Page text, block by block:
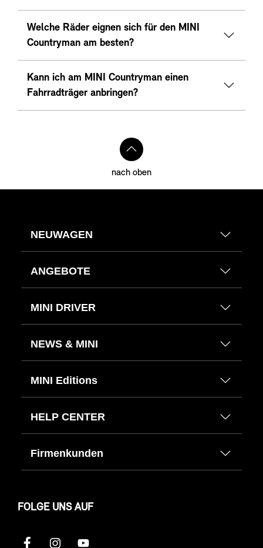
Welche Räder eignen sich für den MINI
Countryman am besten?
Kann ich am MINI Countryman einen
Fahrradträger anbringen?
nach oben
NEUWAGEN
ANGEBOTE
MINI DRIVER
NEWS & MINI
MINI Editions
HELP CENTER
Firmenkunden
FOLGE UNS AUF